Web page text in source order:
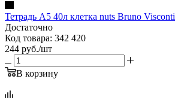
Тетрадь А5 40л клетка nuts Bruno Visconti
Достаточно
Код товара: 342 420
244 руб./шт
В корзину